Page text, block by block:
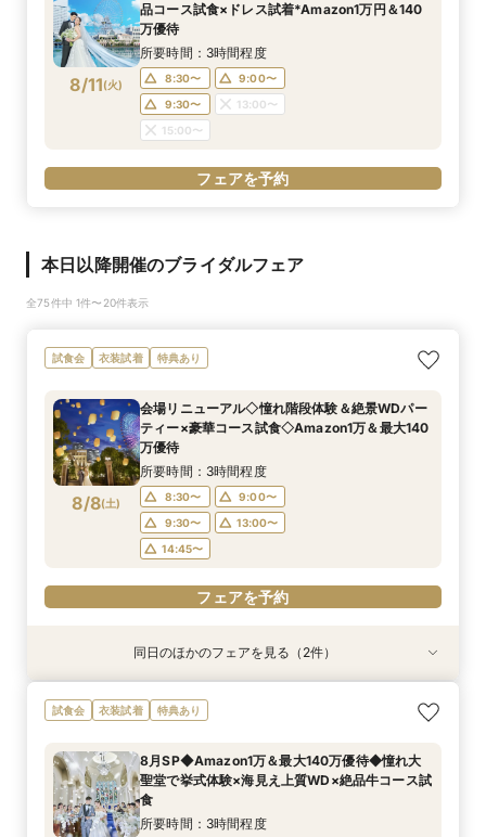
8/11(火)
品コース試食×ドレス試着*Amazon1万円＆140
万優待
所要時間：3時間程度
8:30〜
9:00〜
9:30〜
13:00〜
15:00〜
フェアを予約
本日以降開催のブライダルフェア
全75件中 1件〜20件表示
試食会 衣装試着 特典あり
8/8(土)
会場リニューアル◇憧れ階段体験＆絶景WDパー
ティー×豪華コース試食◇Amazon1万＆最大140
万優待
所要時間：3時間程度
8:30〜
9:00〜
9:30〜
13:00〜
14:45〜
フェアを予約
衣装試着 特典あり
8/8(土)
【大切なペットと挙式＆披露宴どちらもOK】
ペット婚*安心相談会
9:30〜 15:00〜
衣装試着 特典あり
8/8(土)
140万優待◇絶景会場×祝福の大聖堂＊料理評価
◎コース試食付
9:00〜
13:00〜
同日のほかのフェアを見る（2件）
試食会 衣装試着 特典あり
8月SP◆Amazon1万＆最大140万優待◆憧れ大
聖堂で挙式体験×海見え上質WD×絶品牛コース試
食
所要時間：3時間程度